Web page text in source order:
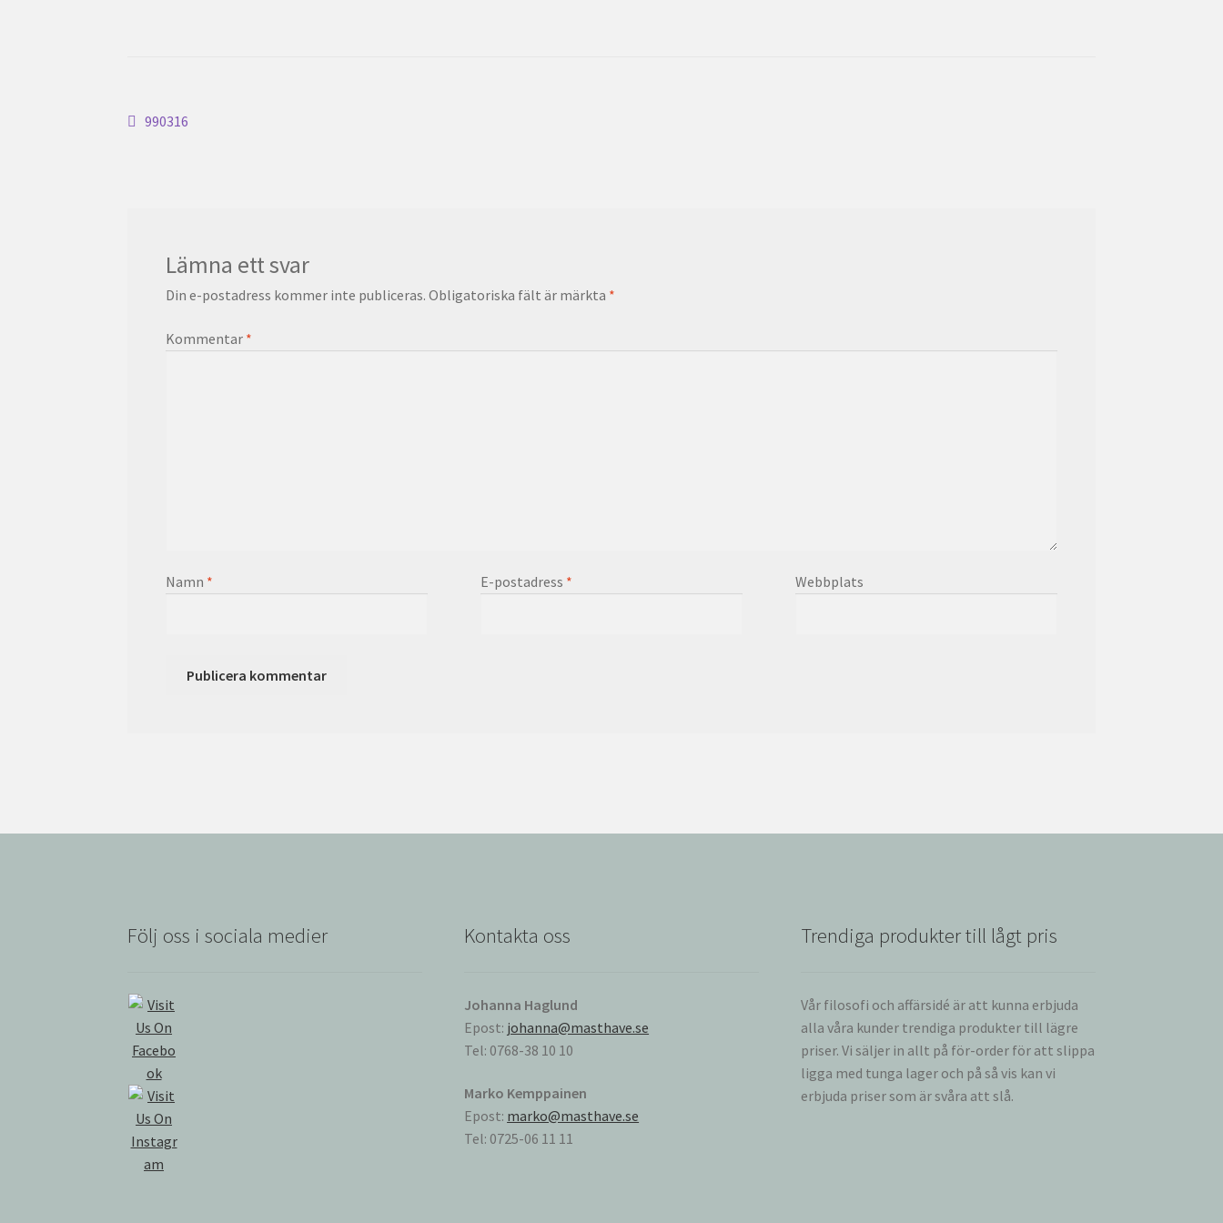
Inläggsnavigering
Föregående
990316
Lämna ett svar
Din e-postadress kommer inte publiceras. Obligatoriska fält är märkta *
Kommentar *
Namn * E-postadress * Webbplats
Följ oss i sociala medier Kontakta oss
Johanna Haglund
Epost: johanna@masthave.se
Tel: 0768-38 10 10
Marko Kemppainen
Epost: marko@masthave.se
Tel: 0725-06 11 11
Trendiga produkter till lågt pris
Vår filosofi och affärsidé är att kunna erbjuda
alla våra kunder trendiga produkter till lägre
priser. Vi säljer in allt på för-order för att slippa
ligga med tunga lager och på så vis kan vi
erbjuda priser som är svåra att slå.